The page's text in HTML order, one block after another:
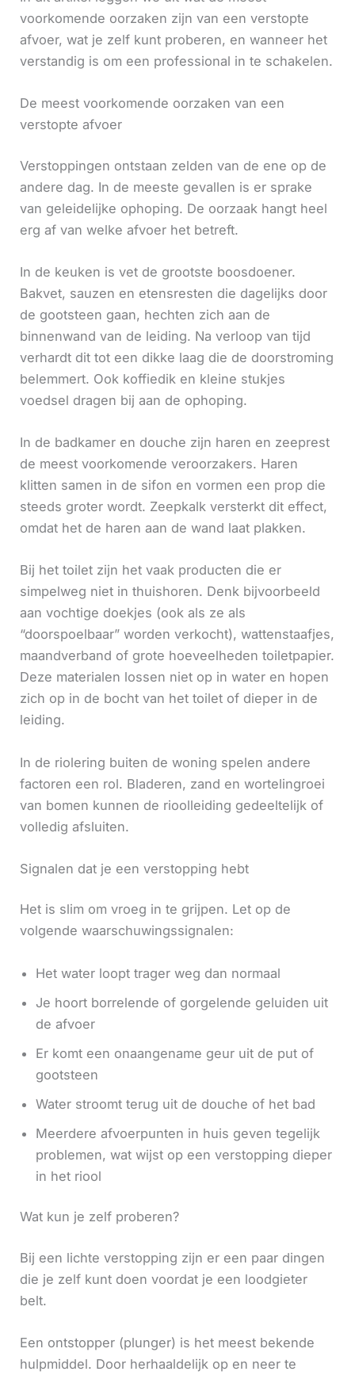
voorkomende oorzaken zijn van een verstopte
afvoer, wat je zelf kunt proberen, en wanneer het
verstandig is om een professional in te schakelen.
De meest voorkomende oorzaken van een
verstopte afvoer
Verstoppingen ontstaan zelden van de ene op de
andere dag. In de meeste gevallen is er sprake
van geleidelijke ophoping. De oorzaak hangt heel
erg af van welke afvoer het betreft.
In de keuken is vet de grootste boosdoener.
Bakvet, sauzen en etensresten die dagelijks door
de gootsteen gaan, hechten zich aan de
binnenwand van de leiding. Na verloop van tijd
verhardt dit tot een dikke laag die de doorstroming
belemmert. Ook koffiedik en kleine stukjes
voedsel dragen bij aan de ophoping.
In de badkamer en douche zijn haren en zeeprest
de meest voorkomende veroorzakers. Haren
klitten samen in de sifon en vormen een prop die
steeds groter wordt. Zeepkalk versterkt dit effect,
omdat het de haren aan de wand laat plakken.
Bij het toilet zijn het vaak producten die er
simpelweg niet in thuishoren. Denk bijvoorbeeld
aan vochtige doekjes (ook als ze als
“doorspoelbaar” worden verkocht), wattenstaafjes,
maandverband of grote hoeveelheden toiletpapier.
Deze materialen lossen niet op in water en hopen
zich op in de bocht van het toilet of dieper in de
leiding.
In de riolering buiten de woning spelen andere
factoren een rol. Bladeren, zand en wortelingroei
van bomen kunnen de rioolleiding gedeeltelijk of
volledig afsluiten.
Signalen dat je een verstopping hebt
Het is slim om vroeg in te grijpen. Let op de
volgende waarschuwingssignalen:
Het water loopt trager weg dan normaal
Je hoort borrelende of gorgelende geluiden uit
de afvoer
Er komt een onaangename geur uit de put of
gootsteen
Water stroomt terug uit de douche of het bad
Meerdere afvoerpunten in huis geven tegelijk
problemen, wat wijst op een verstopping dieper
in het riool
Wat kun je zelf proberen?
Bij een lichte verstopping zijn er een paar dingen
die je zelf kunt doen voordat je een loodgieter
belt.
Een ontstopper (plunger) is het meest bekende
hulpmiddel. Door herhaaldelijk op en neer te